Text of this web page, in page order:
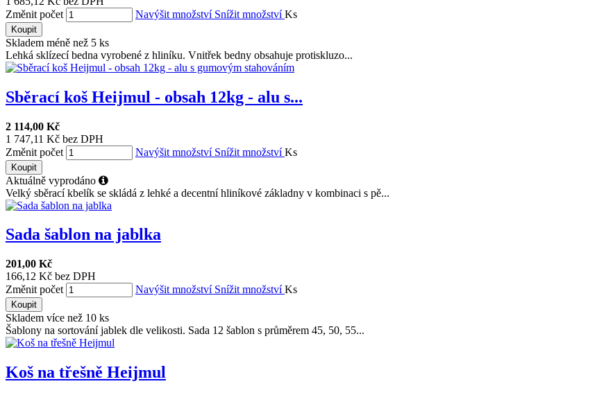
Změnit počet
Navýšit množství Snížit množstvíKs
Koupit
Skladem méně než 5 ks
Lehká sklízecí bedna vyrobené z hliníku. Vnitřek bedny obsahuje protiskluzo...
Sběrací koš Heijmul - obsah 12kg - alu s...
2 114,00 Kč
1 747,11 Kč bez DPH
Změnit počet
Navýšit množství Snížit množstvíKs
Koupit
Aktuálně vyprodáno
Velký sběrací kbelík se skládá z lehké a decentní hliníkové základny v kombinaci s pě...
Sada šablon na jablka
201,00 Kč
166,12 Kč bez DPH
Změnit počet
Navýšit množství Snížit množstvíKs
Koupit
Skladem více než 10 ks
Šablony na sortování jablek dle velikosti. Sada 12 šablon s průměrem 45, 50, 55...
Koš na třešně Heijmul